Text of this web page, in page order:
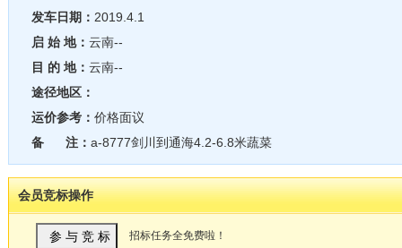
发车日期： 2019.4.1
启 始 地： 云南--
目 的 地： 云南--
途径地区：
运价参考： 价格面议
备 注： a-8777剑川到通海4.2-6.8米蔬菜
会员竞标操作
招标任务全免费啦！